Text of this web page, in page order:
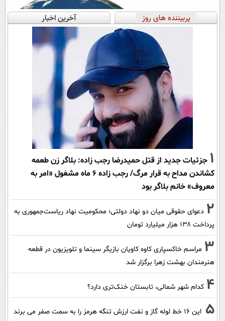
پربیننده های روز آخرین اخبار
1 جزئیات جدید از قتل حمیدرضا رجب زاده: بلاگر زن طعمه
کشاندن مداح به قرار مرگ/ رجب زاده 6 ماه مشغول «امر به
معروف» خانم بلاگر بود
2 دعوای حقوقی میان دو نهاد دولتی؛ محکومیت نهاد ریاست‌جمهوری به
پرداخت ۱۳۸ هزار میلیارد تومان
3 مراسم خاکسپاری کاوه کاویان بازیگر سینما و تلویزیون در قطعه
هنرمندان بهشت زهرا برگزار شد
4 کدام شهر شمالی، تابستان خنک‌تری دارد؟
5 این 16 خط لوله گاز و نفت ارزش تنگه هرمز را به سمت صفر می برند